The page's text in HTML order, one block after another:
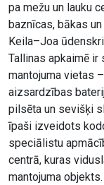
pa mežu un lauku
baznīcas, bākas
Keila–Joa
Tallinas apkaimē
mantojuma vietas
aizsardzības
pilsēta un sevišķi
īpaši izveidots
speciālistu
centrā, kuras
mantojuma objekts.